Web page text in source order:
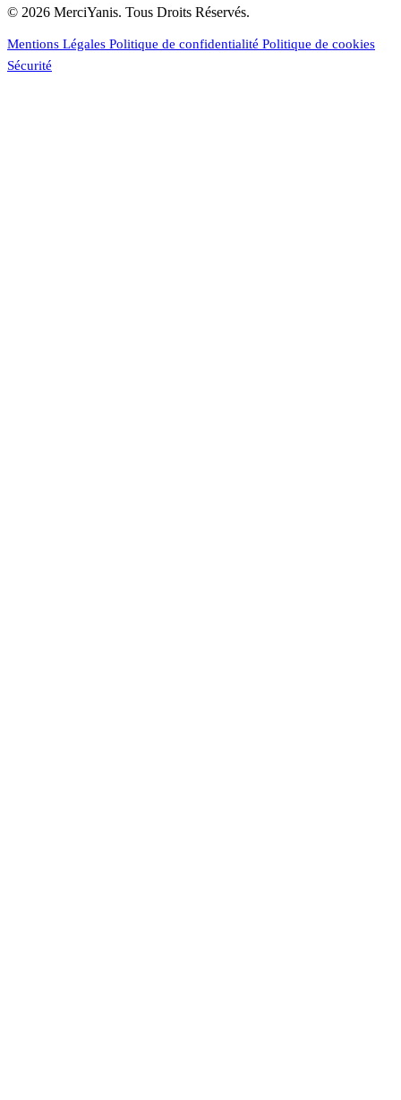
© 2026 MerciYanis. Tous Droits Réservés.
Mentions Légales Politique de confidentialité Politique de cookies
Sécurité